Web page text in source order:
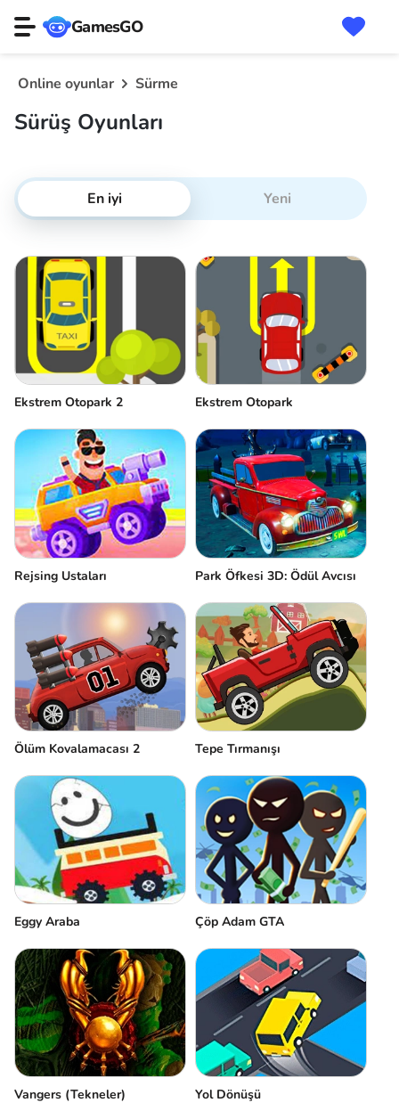
GamesGO
Online oyunlar Sürme
Sürüş Oyunları
En iyi Yeni
Ekstrem Otopark 2 Ekstrem Otopark
Rejsing Ustaları Park Öfkesi 3D: Ödül Avcısı
Ölüm Kovalamacası 2 Tepe Tırmanışı
Eggy Araba Çöp Adam GTA
Vangers (Tekneler) Yol Dönüşü